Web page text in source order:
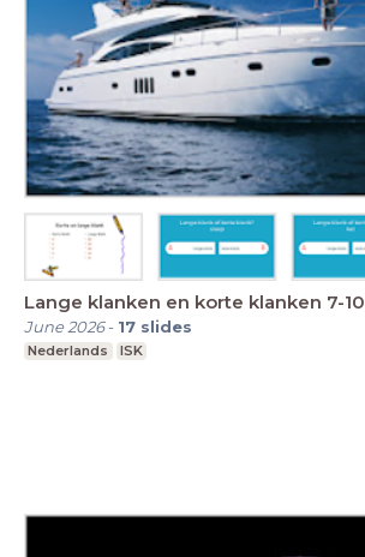
Lange klanken en korte klanken 7-10
June 2026- 17 slides
Nederlands ISK